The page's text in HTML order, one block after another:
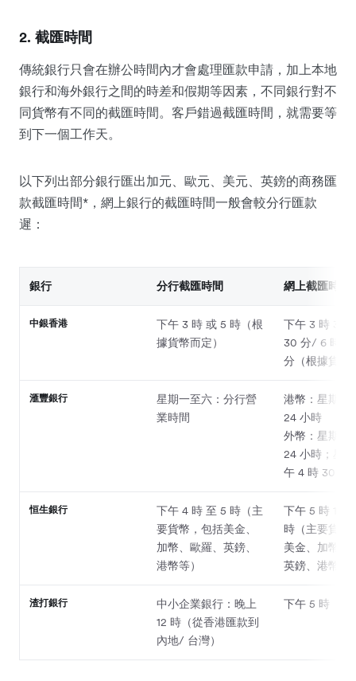
2. 截匯時間
傳統銀行只會在辦公時間內才會處理匯款申請，加上本地
銀行和海外銀行之間的時差和假期等因素，不同銀行對不
同貨幣有不同的截匯時間。客戶錯過截匯時間，就需要等
到下一個工作天。
以下列出部分銀行匯出加元、歐元、美元、英鎊的商務匯
款截匯時間*，網上銀行的截匯時間一般會較分行匯款
遲：
銀行 分行截匯時間 網上截匯時間
中銀香港
下午 3 時 或 5 時（根
據貨幣而定）
下午 3 時 30
30 分/ 6 時/
分（根據貨幣
滙豐銀行
星期一至六：分行營
業時間
港幣：星期一
24 小時
外幣：星期一
24 小時；星
午 4 時 30 分
恒生銀行
下午 4 時 至 5 時（主
要貨幣，包括美金、
加幣、歐羅、英鎊、
港幣等）
下午 5 時 15
時（主要貨幣
美金、加幣、
英鎊、港幣等
渣打銀行
中小企業銀行：晚上
12 時（從香港匯款到
內地/ 台灣）
下午 5 時